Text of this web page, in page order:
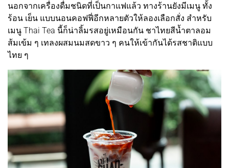
นอกจากเครื่องดื่มชนิดที่เป็นกาแฟแล้ว ทางร้านยังมีเมนู ทั้ง
ร้อน เย็น แบบนอนคอฟฟี่อีกหลายตัวให้ลองเลือกสั่ง สำหรับ
เมนู Thai Tea นี้ก็น่าลิ้มรสอยู่เหมือนกัน ชาไทยสีน้ำตาลอม
ส้มเข้ม ๆ เทลงผสมนมสดขาว ๆ คนให้เข้ากันได้รสชาติแบบ
ไทย ๆ